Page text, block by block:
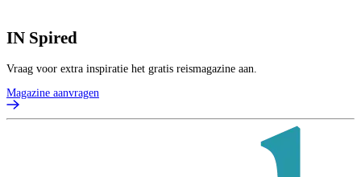
IN Spired
Vraag voor extra inspiratie het gratis reismagazine aan.
Magazine aanvragen